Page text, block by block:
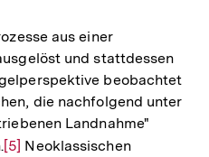
aus einer
und stattdessen
beobachtet
die nachfolgend unter
Landnahme"
Zur
[5] Neoklassischen